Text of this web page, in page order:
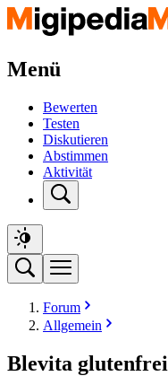
Menü
Bewerten
Testen
Diskutieren
Abstimmen
Aktivität
Forum
Allgemein
Blevita glutenfrei